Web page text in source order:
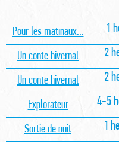
Pour les matinaux... 1
Un conte hivernal 2
Un conte hivernal 2
Explorateur 4-5
Sortie de nuit 1